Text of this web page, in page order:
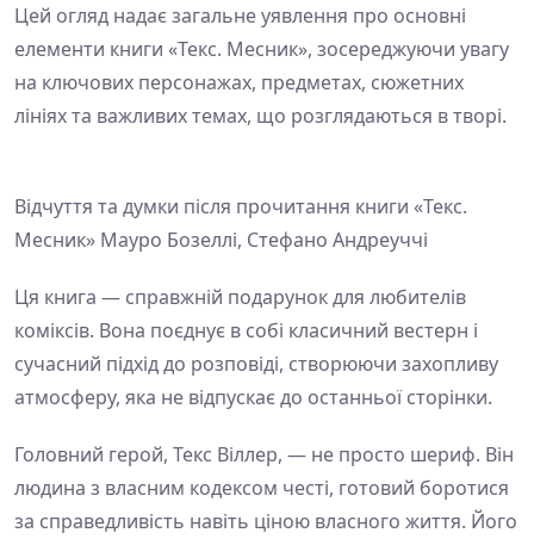
Цей огляд надає загальне уявлення про основні
елементи книги «Текс. Месник», зосереджуючи увагу
на ключових персонажах, предметах, сюжетних
лініях та важливих темах, що розглядаються в творі.
Відчуття та думки після прочитання книги «Текс.
Месник» Мауро Бозеллі, Стефано Андреуччі
Ця книга — справжній подарунок для любителів
коміксів. Вона поєднує в собі класичний вестерн і
сучасний підхід до розповіді, створюючи захопливу
атмосферу, яка не відпускає до останньої сторінки.
Головний герой, Текс Віллер, — не просто шериф. Він
людина з власним кодексом честі, готовий боротися
за справедливість навіть ціною власного життя. Його